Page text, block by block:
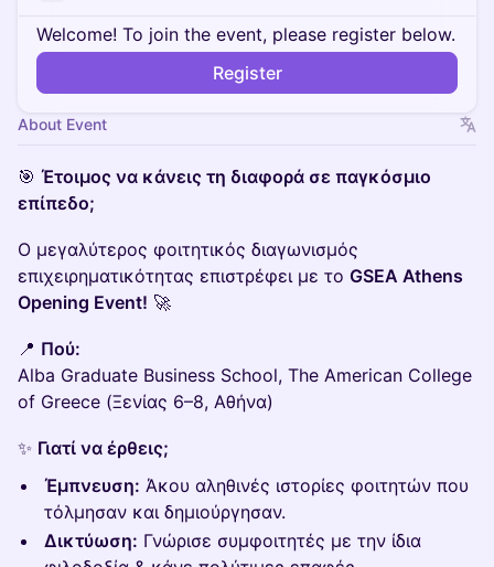
Welcome! To join the event, please register below.
Register
About Event
🎯 Έτοιμος να κάνεις τη διαφορά σε παγκόσμιο
επίπεδο;
Ο μεγαλύτερος φοιτητικός διαγωνισμός
επιχειρηματικότητας επιστρέφει με το GSEA Athens
Opening Event! 🚀
📍 Πού:
Alba Graduate Business School, The American College
of Greece (Ξενίας 6–8, Αθήνα)
✨ Γιατί να έρθεις;
Έμπνευση: Άκου αληθινές ιστορίες φοιτητών που
τόλμησαν και δημιούργησαν.
Δικτύωση: Γνώρισε συμφοιτητές με την ίδια